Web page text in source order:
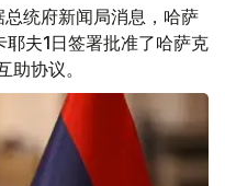
统府新闻局消息，哈萨
耶夫1日签署批准了哈萨克
协议。